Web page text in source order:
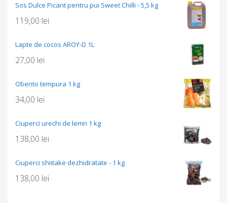
Sos Dulce Picant pentru pui Sweet Chilli - 5,5 kg
119,00 lei
Lapte de cocos AROY-D 1L
27,00 lei
Obento tempura 1 kg
34,00 lei
Ciuperci urechi de lemn 1 kg
138,00 lei
Ciuperci shiitake dezhidratate - 1 kg
138,00 lei